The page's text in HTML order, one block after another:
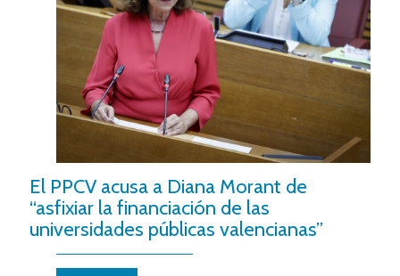
El PPCV acusa a Diana Morant de
“asfixiar la financiación de las
universidades públicas valencianas”